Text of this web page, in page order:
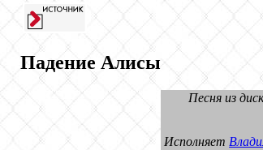
Падение Алисы
Песня из
Исполняет